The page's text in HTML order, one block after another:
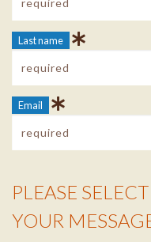
Last name
Email
Reason Info
PLEASE
YOUR